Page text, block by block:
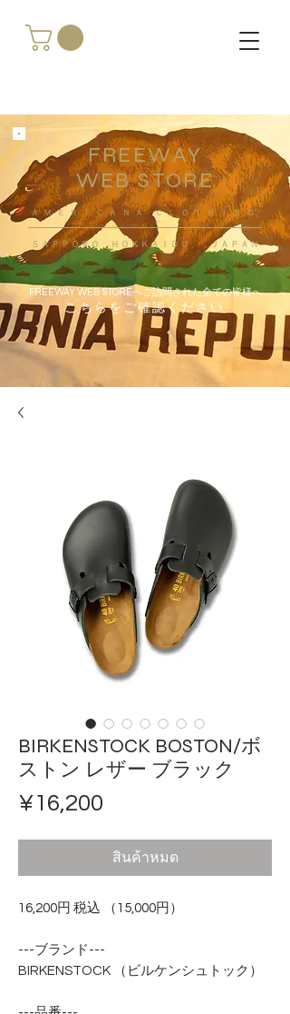
FREEWAY
WEB STORE
​ＡＭＥＲＩＣＡＮＡ ＣＬＯＴＨＩＮＧ
ＳＡＰＰＯＲＯ ＨＯＫＫＡＩＤＯ ，ＪＡＰＡＮ
FREEWAY WEB STOREへご訪問された全ての皆様へ
こちらをご確認ください
BIRKENSTOCK BOSTON/ボ
ストン レザー ブラック
¥16,200
สินค้าหมด
16,200円 税込 （15,000円）
---ブランド---
BIRKENSTOCK （ビルケンシュトック）